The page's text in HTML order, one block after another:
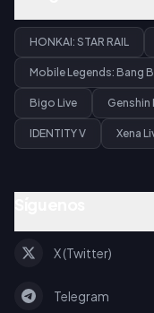
HONKAI: STAR RAIL
Mobile Legends: Bang
Bigo Live Genshin
IDENTITY V Xena
X (Twitter)
Telegram